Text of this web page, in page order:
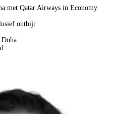
met Qatar Airways in Economy
ontbijt